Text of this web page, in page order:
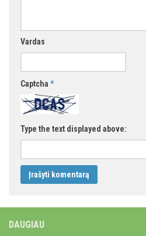
Vardas
Captcha *
Type the text displayed above:
DAUGIAU